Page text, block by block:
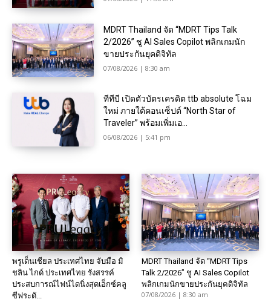
MDRT Thailand จัด “MDRT Tips Talk
2/2026” ชู AI Sales Copilot พลิกเกมนัก
ขายประกันยุคดิจิทัล
07/08/2026 | 8:30 am
ทีทีบี เปิดตัวบัตรเครดิต ttb absolute โฉม
ใหม่ ภายใต้คอนเซ็ปต์ “North Star of
Traveler” พร้อมเพิ่มเอ...
06/08/2026 | 5:41 pm
พรูเด็นเชียล ประเทศไทย จับมือ มิ
ชลิน ไกด์ ประเทศไทย รังสรรค์
ประสบการณ์ไฟน์ไดนิ่งสุดเอ็กซ์คลู
ซีฟระดั...
MDRT Thailand จัด “MDRT Tips
Talk 2/2026” ชู AI Sales Copilot
พลิกเกมนักขายประกันยุคดิจิทัล
07/08/2026 | 8:30 am